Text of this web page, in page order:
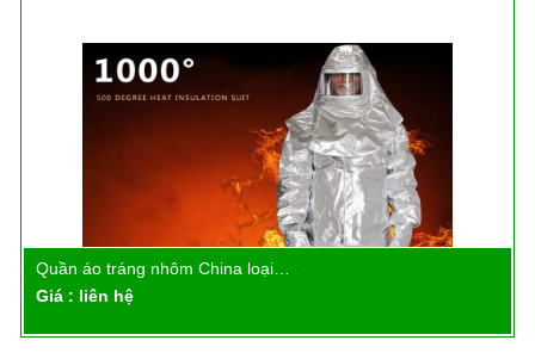
Chi tiết
Quần áo tráng nhôm China loại…
Giá : liên hệ